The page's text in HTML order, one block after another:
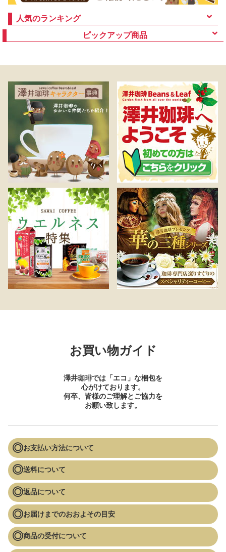
人気のランキング
ピックアップ商品
お買い物ガイド
澤井珈琲では「エコ」な梱包を
心がけております。
何卒、皆様のご理解とご協力を
お願い致します。
お支払い方法について
送料について
返品について
お届けまでのおおよその目安
商品の受付について